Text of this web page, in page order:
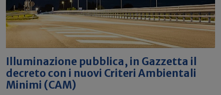
Illuminazione pubblica, in Gazzetta il
decreto con i nuovi Criteri Ambientali
Minimi (CAM)